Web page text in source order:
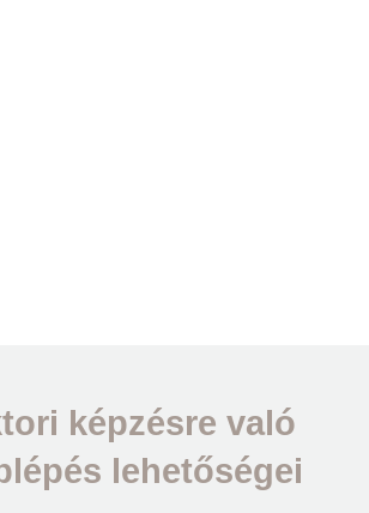
képzésre való
lehetőségei